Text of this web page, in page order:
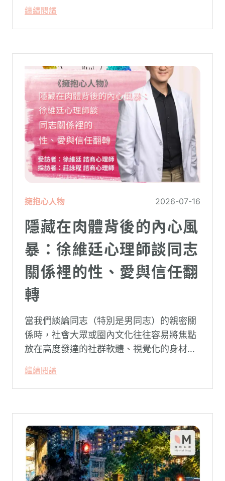
家庭，原本由學校與安親班代勞的照顧責
任，瞬間全數倒回家庭系統之內。對許多父
繼續閱讀
擁抱心人物 2026-07-16
隱藏在肉體背後的內心風
暴：徐維廷心理師談同志
關係裡的性、愛與信任翻
轉
當我們談論同志（特別是男同志）的親密關
係時，社會大眾或圈內文化往往容易將焦點
放在高度發達的社群軟體、視覺化的身材資
砲文化的普及度上。
繼續閱讀